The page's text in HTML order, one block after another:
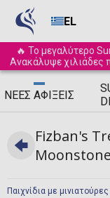
EL
🔥 Το μεγαλύτερο
Ανακάλυψε χιλιάδες
ΝΈΕΣ ΑΦΊΞΕΙΣ
Παιχνίδια με μινιατούρες
Fizban's